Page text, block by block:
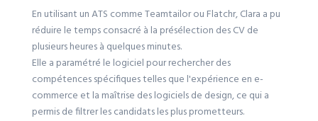
En utilisant un ATS comme Teamtailor ou Flatchr, Clara a pu
réduire le temps consacré à la présélection des CV de
plusieurs heures à quelques minutes.
Elle a paramétré le logiciel pour rechercher des
compétences spécifiques telles que l'expérience en e-
commerce et la maîtrise des logiciels de design, ce qui a
permis de filtrer les candidats les plus prometteurs.